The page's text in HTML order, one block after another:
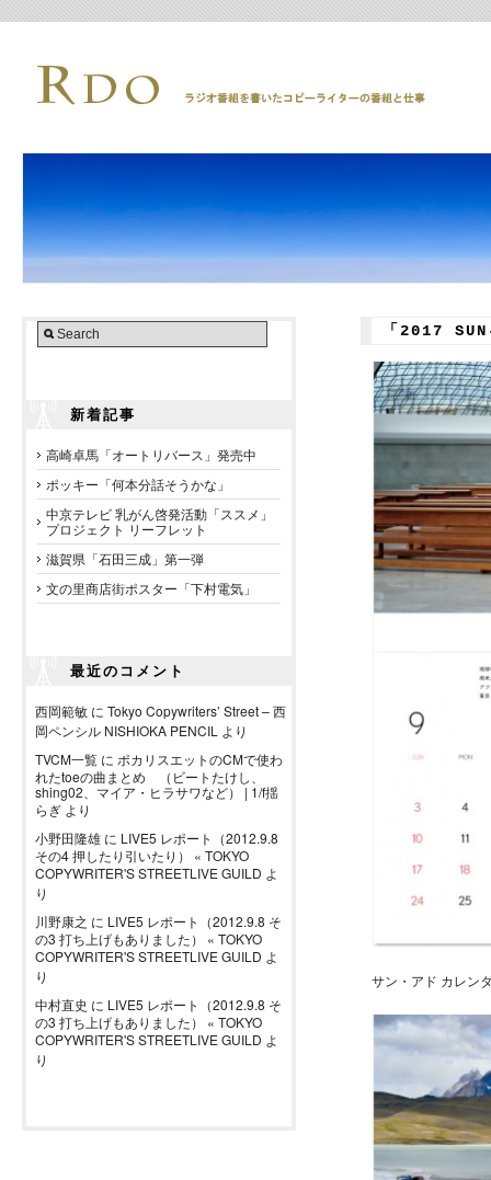
新着記事
高崎卓馬「オートリバース」発売中
ポッキー「何本分話そうかな」
中京テレビ 乳がん啓発活動「ススメ」
プロジェクト リーフレット
滋賀県「石田三成」第一弾
文の里商店街ポスター「下村電気」
最近のコメント
西岡範敏 に Tokyo Copywriters’ Street – 西
岡ペンシル NISHIOKA PENCIL より
TVCM一覧 に ポカリスエットのCMで使わ
れたtoeの曲まとめ （ビートたけし、
shing02、マイア・ヒラサワなど） | 1/f揺
らぎ より
小野田隆雄 に LIVE5 レポート（2012.9.8
その4 押したり引いたり） « TOKYO
COPYWRITER'S STREETLIVE GUILD よ
り
川野康之 に LIVE5 レポート（2012.9.8 そ
の3 打ち上げもありました） « TOKYO
COPYWRITER'S STREETLIVE GUILD よ
り
中村直史 に LIVE5 レポート（2012.9.8 そ
の3 打ち上げもありました） « TOKYO
COPYWRITER'S STREETLIVE GUILD よ
り
「2017
サン・アド カレ